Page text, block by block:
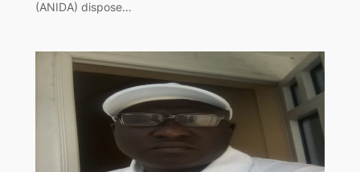
(ANIDA) dispose…